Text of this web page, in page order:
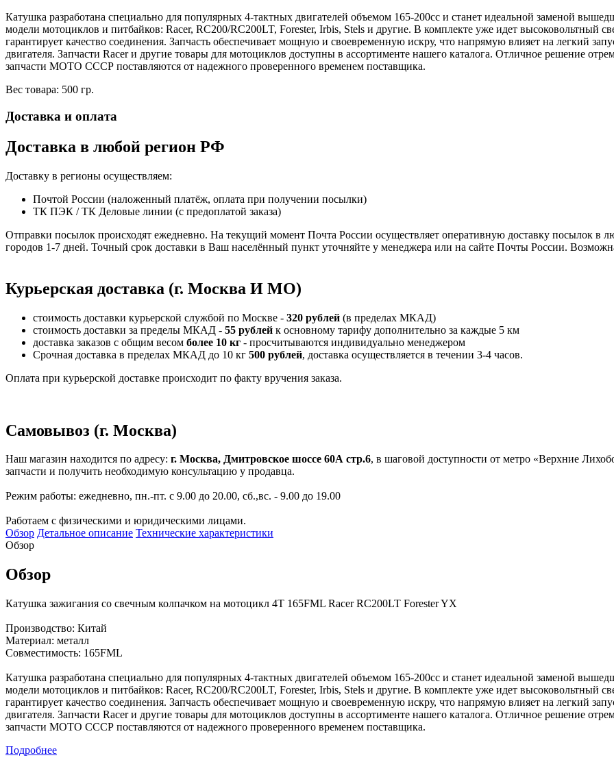
Катушка разработана специально для популярных 4-тактных двигателей объемом 165-200сс и станет идеальной заменой
модели мотоциклов и питбайков: Racer, RC200/RC200LT, Forester, Irbis, Stels и другие. В комплекте уже идет высоковольтный
гарантирует качество соединения. Запчасть обеспечивает мощную и своевременную искру, что напрямую влияет на легкий
двигателя. Запчасти Racer и другие товары для мотоциклов доступны в ассортименте нашего каталога. Отличное решение
запчасти МОТО СССР поставляются от надежного проверенного временем поставщика.
Вес товара: 500 гр.
Доставка и оплата
Доставка в любой регион РФ
Доставку в регионы осуществляем:
Почтой России (наложенный платёж, оплата при получении посылки)
ТК ПЭК / ТК Деловые линии (с предоплатой заказа)
Отправки посылок происходят ежедневно. На текущий момент Почта России осуществляет оперативную доставку посылок в
городов 1-7 дней. Точный срок доставки в Ваш населённый пункт уточняйте у менеджера или на сайте Почты России.
Курьерская доставка (г. Москва И МО)
стоимость доставки курьерской службой по Москве - 320 рублей (в пределах МКАД)
стоимость доставки за пределы МКАД - 55 рублей к основному тарифу дополнительно за каждые 5 км
доставка заказов с общим весом более 10 кг - просчитываются индивидуально менеджером
Срочная доставка в пределах МКАД до 10 кг 500 рублей, доставка осуществляется в течении 3-4 часов.
Оплата при курьерской доставке происходит по факту вручения заказа.
Самовывоз (г. Москва)
Наш магазин находится по адресу: г. Москва, Дмитровское шоссе 60А стр.6, в шаговой доступности от метро «Верхние
запчасти и получить необходимую консультацию у продавца.
Режим работы: ежедневно, пн.-пт. с 9.00 до 20.00, сб.,вс. - 9.00 до 19.00
Работаем с физическими и юридическими лицами.
Обзор Детальное описание Технические характеристики
Обзор
Обзор
Катушка зажигания со свечным колпачком на мотоцикл 4Т 165FML Racer RC200LT Forester YX
Производство: Китай
Материал: металл
Совместимость: 165FML
Катушка разработана специально для популярных 4-тактных двигателей объемом 165-200сс и станет идеальной заменой
модели мотоциклов и питбайков: Racer, RC200/RC200LT, Forester, Irbis, Stels и другие. В комплекте уже идет высоковольтный
гарантирует качество соединения. Запчасть обеспечивает мощную и своевременную искру, что напрямую влияет на легкий
двигателя. Запчасти Racer и другие товары для мотоциклов доступны в ассортименте нашего каталога. Отличное решение
запчасти МОТО СССР поставляются от надежного проверенного временем поставщика.
Подробнее